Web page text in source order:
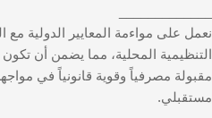
نعمل على مواءمة المعايير الدولية مع
التنظيمية المحلية، مما يضمن أن
مقبولة مصرفياً وقوية قانونياً في
مستقبلي.
مقبولة مصرفياً وقوية قانونياً في
مستقبلي.